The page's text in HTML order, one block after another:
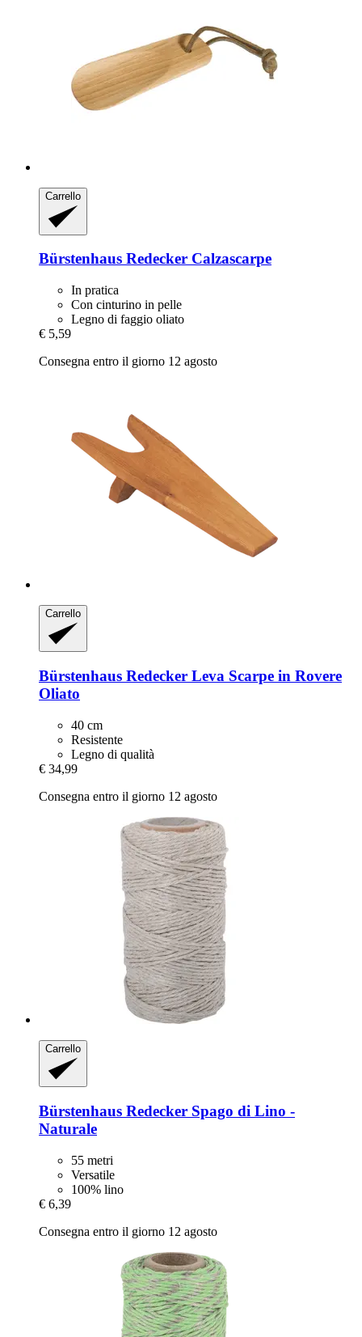
Carrello
Bürstenhaus Redecker Calzascarpe
In pratica
Con cinturino in pelle
Legno di faggio oliato
€ 5,59
Consegna entro il giorno 12 agosto
Carrello
Bürstenhaus Redecker Leva Scarpe in Rovere
Oliato
40 cm
Resistente
Legno di qualità
€ 34,99
Consegna entro il giorno 12 agosto
Carrello
Bürstenhaus Redecker Spago di Lino -​
Naturale
55 metri
Versatile
100% lino
€ 6,39
Consegna entro il giorno 12 agosto